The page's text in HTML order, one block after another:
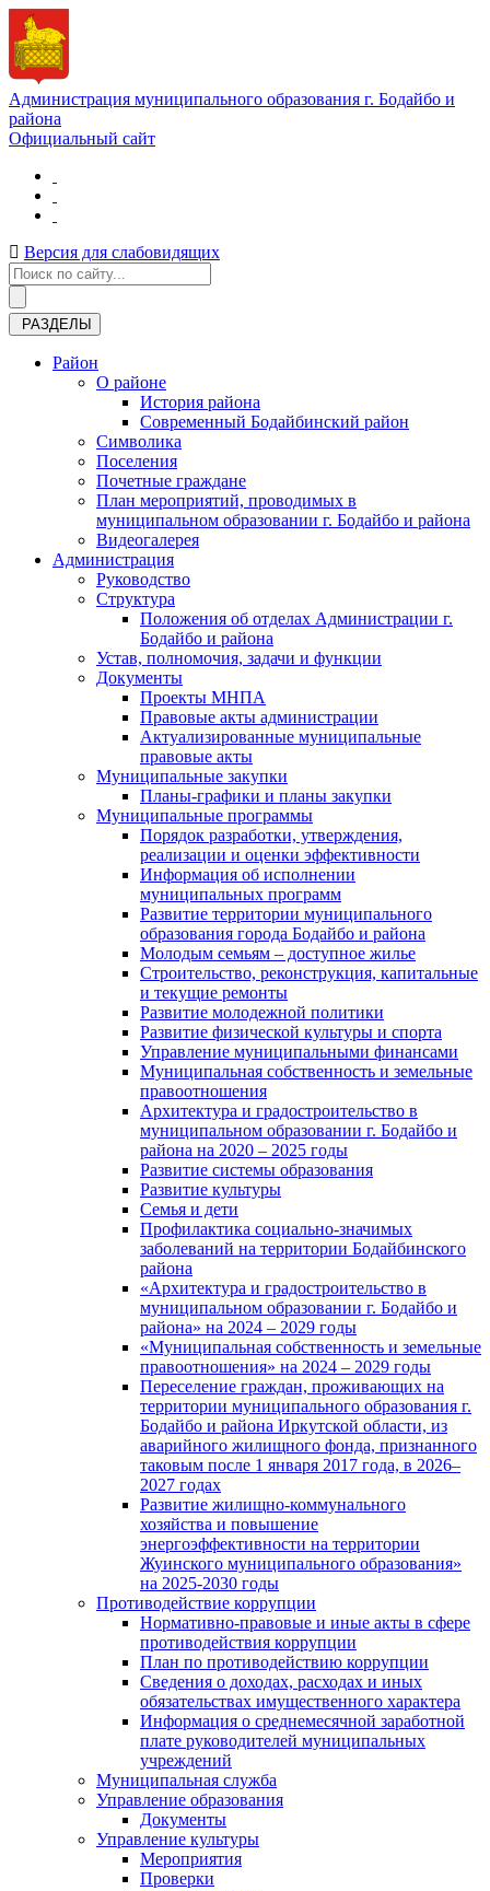
Администрация муниципального образования г. Бодайбо и
района
Официальный сайт
Версия для слабовидящих
РАЗДЕЛЫ
Район
О районе
История района
Современный Бодайбинский район
Символика
Поселения
Почетные граждане
План мероприятий, проводимых в
муниципальном образовании г. Бодайбо и района
Видеогалерея
Администрация
Руководство
Структура
Положения об отделах Администрации г.
Бодайбо и района
Устав, полномочия, задачи и функции
Документы
Проекты МНПА
Правовые акты администрации
Актуализированные муниципальные
правовые акты
Муниципальные закупки
Планы-графики и планы закупки
Муниципальные программы
Порядок разработки, утверждения,
реализации и оценки эффективности
Информация об исполнении
муниципальных программ
Развитие территории муниципального
образования города Бодайбо и района
Молодым семьям – доступное жилье
Строительство, реконструкция, капитальные
и текущие ремонты
Развитие молодежной политики
Развитие физической культуры и спорта
Управление муниципальными финансами
Муниципальная собственность и земельные
правоотношения
Архитектура и градостроительство в
муниципальном образовании г. Бодайбо и
района на 2020 – 2025 годы
Развитие системы образования
Развитие культуры
Семья и дети
Профилактика социально-значимых
заболеваний на территории Бодайбинского
района
«Архитектура и градостроительство в
муниципальном образовании г. Бодайбо и
района» на 2024 – 2029 годы
«Муниципальная собственность и земельные
правоотношения» на 2024 – 2029 годы
Переселение граждан, проживающих на
территории муниципального образования г.
Бодайбо и района Иркутской области, из
аварийного жилищного фонда, признанного
таковым после 1 января 2017 года, в 2026–
2027 годах
Развитие жилищно-коммунального
хозяйства и повышение
энергоэффективности на территории
Жуинского муниципального образования»
на 2025-2030 годы
Противодействие коррупции
Нормативно-правовые и иные акты в сфере
противодействия коррупции
План по противодействию коррупции
Сведения о доходах, расходах и иных
обязательствах имущественного характера
Информация о среднемесячной заработной
плате руководителей муниципальных
учреждений
Муниципальная служба
Управление образования
Документы
Управление культуры
Мероприятия
Проверки